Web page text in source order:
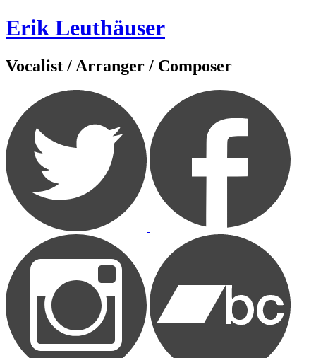
Zum
Inhalt
Erik Leuthäuser
Vocalist / Arranger / Composer